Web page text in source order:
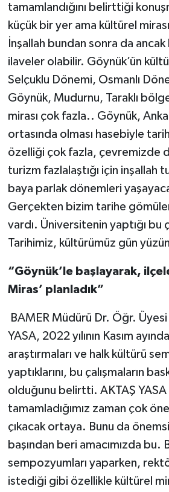
tamamlandığını belirttiği
küçük bir yer ama kültürel
İnşallah bundan sonra da
ilaveler olabilir. Göynük’ün
Selçuklu Dönemi, Osmanlı
Göynük, Mudurnu, Taraklı
mirası çok fazla.. Göynük,
ortasında olması hasebiyle
özelliği çok fazla, çevremizde
turizm fazlalaştığı için inşallah
baya parlak dönemleri
Gerçekten bizim tarihe
vardı. Üniversitenin yaptığı bu
Tarihimiz, kültürümüz gün
“Göynük’le başlayarak,
Miras’ planladık”
BAMER Müdürü Dr. Öğr.
YASA, 2022 yılının Kasım
araştırmaları ve halk kültürü
yaptıklarını, bu çalışmaların
olduğunu belirtti. AKTAŞ YASA
tamamladığımız zaman çok
çıkacak ortaya. Bunu da
başından beri amacımızda bu.
sempozyumları yaparken,
istediği gibi özellikle kültürel